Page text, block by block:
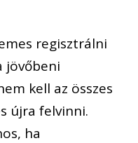
regisztrálni
jövőbeni
kell az összes
újra felvinni.
ha